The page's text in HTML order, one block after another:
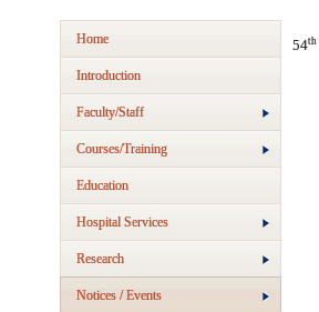
Home
Introduction
Faculty/Staff
Courses/Training
Education
Hospital Services
Research
Notices / Events
54th